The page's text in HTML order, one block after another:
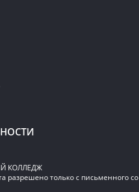
КОЛЛЕДЖ
разрешено только с письменного